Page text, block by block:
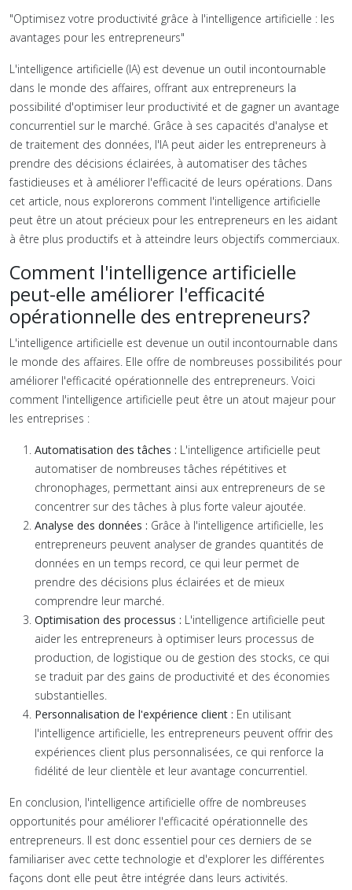
"Optimisez votre productivité grâce à l'intelligence artificielle : les
avantages pour les entrepreneurs"
L'intelligence artificielle (IA) est devenue un outil incontournable
dans le monde des affaires, offrant aux entrepreneurs la
possibilité d'optimiser leur productivité et de gagner un avantage
concurrentiel sur le marché. Grâce à ses capacités d'analyse et
de traitement des données, l'IA peut aider les entrepreneurs à
prendre des décisions éclairées, à automatiser des tâches
fastidieuses et à améliorer l'efficacité de leurs opérations. Dans
cet article, nous explorerons comment l'intelligence artificielle
peut être un atout précieux pour les entrepreneurs en les aidant
à être plus productifs et à atteindre leurs objectifs commerciaux.
Comment l'intelligence artificielle
peut-elle améliorer l'efficacité
opérationnelle des entrepreneurs?
L'intelligence artificielle est devenue un outil incontournable dans
le monde des affaires. Elle offre de nombreuses possibilités pour
améliorer l'efficacité opérationnelle des entrepreneurs. Voici
comment l'intelligence artificielle peut être un atout majeur pour
les entreprises :
Automatisation des tâches : L'intelligence artificielle peut
automatiser de nombreuses tâches répétitives et
chronophages, permettant ainsi aux entrepreneurs de se
concentrer sur des tâches à plus forte valeur ajoutée.
Analyse des données : Grâce à l'intelligence artificielle, les
entrepreneurs peuvent analyser de grandes quantités de
données en un temps record, ce qui leur permet de
prendre des décisions plus éclairées et de mieux
comprendre leur marché.
Optimisation des processus : L'intelligence artificielle peut
aider les entrepreneurs à optimiser leurs processus de
production, de logistique ou de gestion des stocks, ce qui
se traduit par des gains de productivité et des économies
substantielles.
Personnalisation de l'expérience client : En utilisant
l'intelligence artificielle, les entrepreneurs peuvent offrir des
expériences client plus personnalisées, ce qui renforce la
fidélité de leur clientèle et leur avantage concurrentiel.
En conclusion, l'intelligence artificielle offre de nombreuses
opportunités pour améliorer l'efficacité opérationnelle des
entrepreneurs. Il est donc essentiel pour ces derniers de se
familiariser avec cette technologie et d'explorer les différentes
façons dont elle peut être intégrée dans leurs activités.